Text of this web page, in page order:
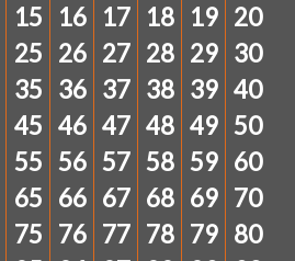
15 16 17 18 19 20
25 26 27 28 29 30
35 36 37 38 39 40
45 46 47 48 49 50
55 56 57 58 59 60
65 66 67 68 69 70
75 76 77 78 79 80